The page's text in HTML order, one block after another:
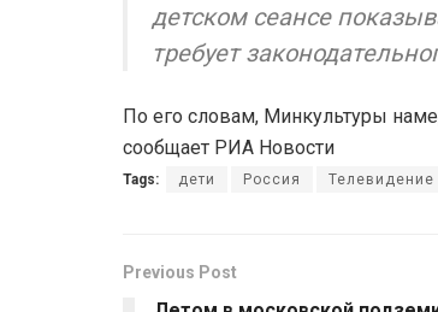
детском сеансе
требует
По его словам, Минкультуры
сообщает РИА Новости
Tags: дети Россия Телевидение
Previous Post